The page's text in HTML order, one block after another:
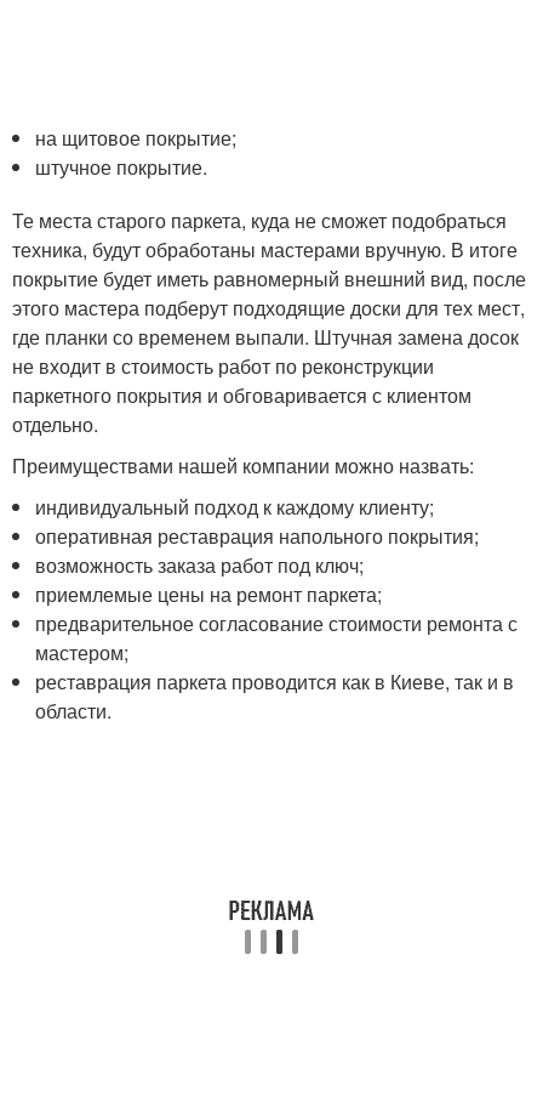
на щитовое покрытие;
штучное покрытие.
Те места старого паркета, куда не сможет подобраться
техника, будут обработаны мастерами вручную. В итоге
покрытие будет иметь равномерный внешний вид, после
этого мастера подберут подходящие доски для тех мест,
где планки со временем выпали. Штучная замена досок
не входит в стоимость работ по реконструкции
паркетного покрытия и обговаривается с клиентом
отдельно.
Преимуществами нашей компании можно назвать:
индивидуальный подход к каждому клиенту;
оперативная реставрация напольного покрытия;
возможность заказа работ под ключ;
приемлемые цены на ремонт паркета;
предварительное согласование стоимости ремонта с
мастером;
реставрация паркета проводится как в Киеве, так и в
области.